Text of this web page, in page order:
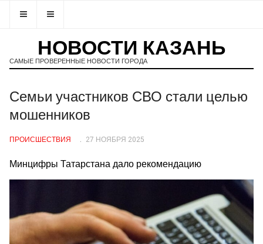
НОВОСТИ КАЗАНЬ
САМЫЕ ПРОВЕРЕННЫЕ НОВОСТИ ГОРОДА
Семьи участников СВО стали целью
мошенников
ПРОИСШЕСТВИЯ 27 НОЯБРЯ 2025
Минцифры Татарстана дало рекомендацию